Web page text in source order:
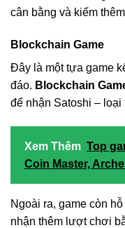
cân bằng và kiếm
Blockchain Game
Đây là một tựa game
đáo. Blockchain
để nhận Satoshi – loại
Xem Thêm Top
Coin Master,
Ngoài ra, game còn
nhận thêm lượt chơi